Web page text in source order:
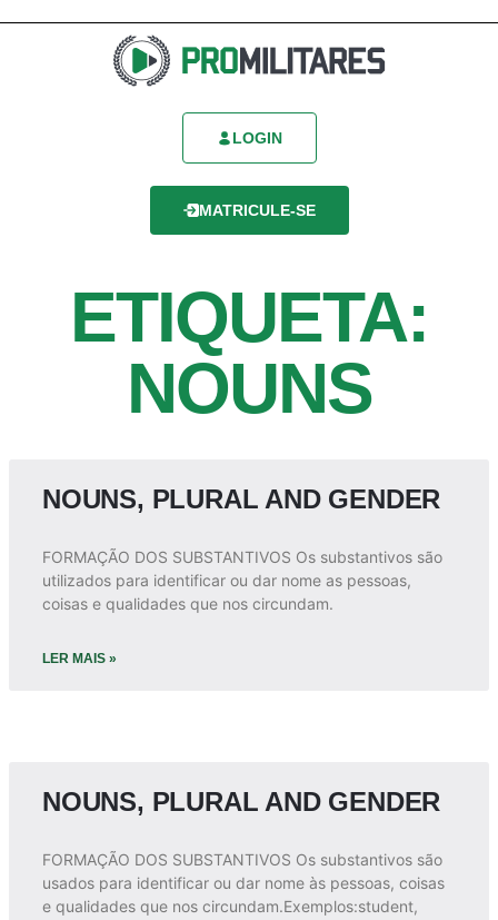
LOGIN
MATRICULE-SE
ETIQUETA:
NOUNS
NOUNS, PLURAL AND GENDER
FORMAÇÃO DOS SUBSTANTIVOS Os substantivos são
utilizados para identificar ou dar nome as pessoas,
coisas e qualidades que nos circundam.
LER MAIS »
NOUNS, PLURAL AND GENDER
FORMAÇÃO DOS SUBSTANTIVOS Os substantivos são
usados para identificar ou dar nome às pessoas, coisas
e qualidades que nos circundam.Exemplos:student,